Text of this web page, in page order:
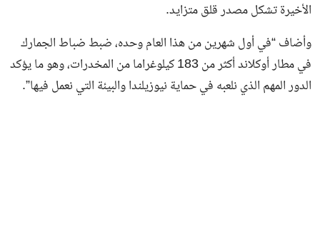
الأخيرة تشكل مصدر قلق متزايد.
وأضاف “في أول شهرين من هذا العام وحده، ضبط ضباط الجمارك
في مطار أوكلاند أكثر من 183 كيلوغراما من المخدرات، وهو ما يؤكد
الدور المهم الذي نلعبه في حماية نيوزيلندا والبيئة التي نعمل فيها”.